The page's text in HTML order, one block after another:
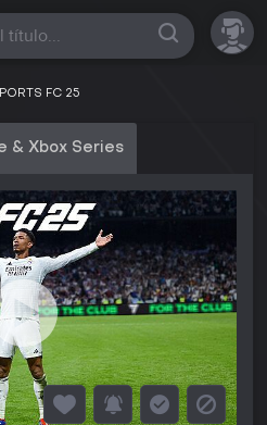
FC 25
& Xbox Series